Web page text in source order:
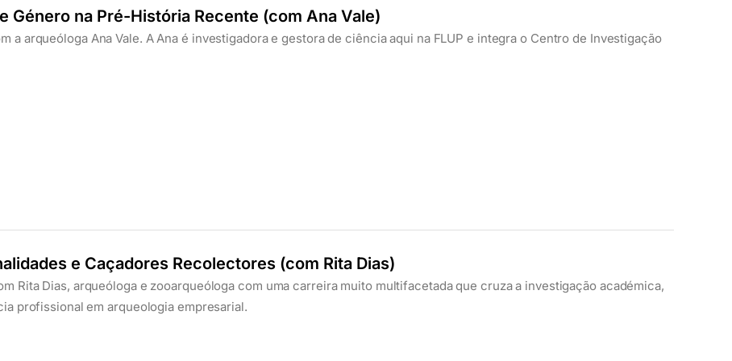
Género na Pré-História Recente (com Ana Vale)
a arqueóloga Ana Vale. A Ana é investigadora e gestora de ciência aqui na FLUP e integra o Centro de Investigação
e Caçadores Recolectores (com Rita Dias)
Rita Dias, arqueóloga e zooarqueóloga com uma carreira muito multifacetada que cruza a investigação académica,
profissional em arqueologia empresarial.